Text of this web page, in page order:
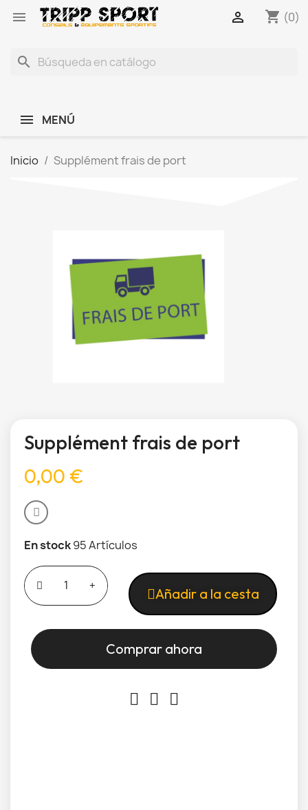
 shopping_cart (0)

search
MENÚ
Inicio Supplément frais de port
Supplément frais de port
0,00 €
En stock95 Artículos
Añadir a la cesta
Comprar ahora